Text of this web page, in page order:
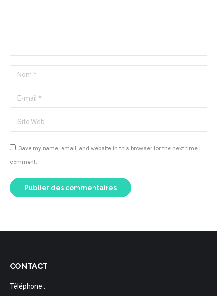
Nom *
E-mail *
Site Web
Save my name, email, and website in this browser for the next time I
comment.
Publier des commentaires
CONTACT
Téléphone :